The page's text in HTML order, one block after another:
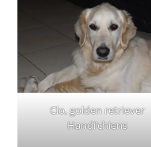
Clo, golden retriever
Handi’chiens